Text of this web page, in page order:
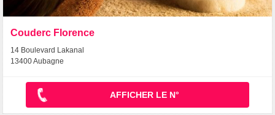
Couderc Florence
14 Boulevard Lakanal
13400 Aubagne
AFFICHER LE N°